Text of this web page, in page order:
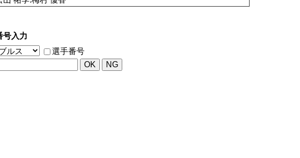
号入力
選手番号